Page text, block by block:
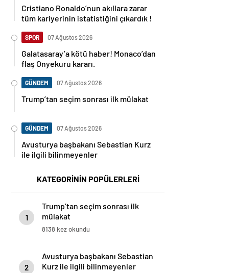
Cristiano Ronaldo’nun akıllara zarar
tüm kariyerinin istatistiğini çıkardık !
SPOR 07 Ağustos 2026
Galatasaray’a kötü haber! Monaco’dan
flaş Onyekuru kararı.
GÜNDEM 07 Ağustos 2026
Trump’tan seçim sonrası ilk mülakat
GÜNDEM 07 Ağustos 2026
Avusturya başbakanı Sebastian Kurz
ile ilgili bilinmeyenler
KATEGORİNİN POPÜLERLERİ
1
Trump’tan seçim sonrası ilk
mülakat
8138 kez okundu
2
Avusturya başbakanı Sebastian
Kurz ile ilgili bilinmeyenler